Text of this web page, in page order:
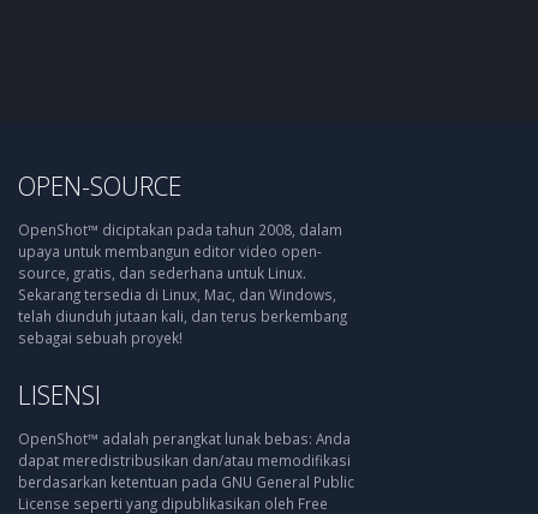
OPEN-SOURCE
OpenShot™ diciptakan pada tahun 2008, dalam
upaya untuk membangun editor video open-
source, gratis, dan sederhana untuk Linux.
Sekarang tersedia di Linux, Mac, dan Windows,
telah diunduh jutaan kali, dan terus berkembang
sebagai sebuah proyek!
LISENSI
OpenShot™ adalah perangkat lunak bebas: Anda
dapat meredistribusikan dan/atau memodifikasi
berdasarkan ketentuan pada GNU General Public
License seperti yang dipublikasikan oleh Free